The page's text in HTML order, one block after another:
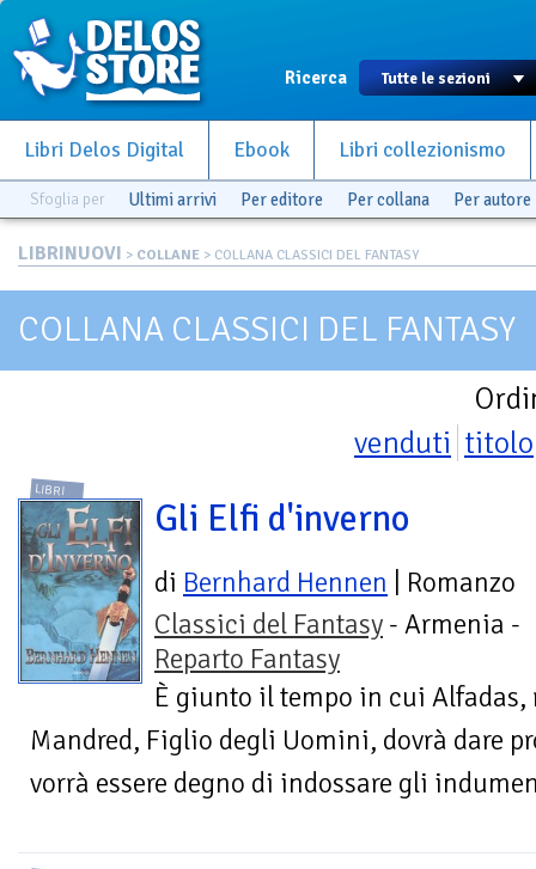
Ricerca
Libri Delos Digital Ebook Libri collezionismo
Sfoglia per Ultimi arrivi Per editore Per collana Per autore
LIBRINUOVI > COLLANE > COLLANA CLASSICI DEL FANTASY
COLLANA CLASSICI DEL FANTASY
venduti titolo
LIBRI
Gli Elfi d'inverno
di Bernhard Hennen | Romanzo
Classici del Fantasy - Armenia -
Reparto Fantasy
È giunto il tempo in cui
Mandred, Figlio degli Uomini, dovrà dare
vorrà essere degno di indossare gli